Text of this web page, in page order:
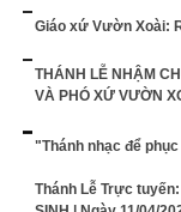
Giáo xứ Vườn Xoài:
THÁNH LỄ NHẬM
VÀ PHÓ XỨ VƯỜN
"Thánh nhạc để
Thánh Lễ Trực